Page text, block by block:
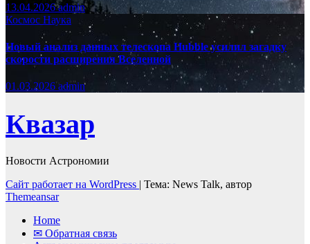
13.04.2026admin
Космос Наука
Новый анализ данных телескопа Hubble усилил загадку
скорости расширения Вселенной
01.03.2026admin
Квазар
Новости Астрономии
Сайт работает на WordPress | Тема: News Talk, автор
Themeansar
Home
✉ Обратная связь